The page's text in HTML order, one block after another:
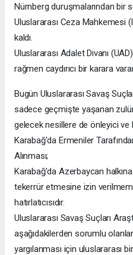
Nürnberg duruşmalarından bir
Uluslararası Ceza Mahkemesi
kaldı.
Uluslararası Adalet Divanı
rağmen caydırıcı bir karara
Bugün Uluslararası Savaş
sadece geçmişte yaşanan
gelecek nesillere de önleyici ve
Karabağ'da Ermeniler
Alınması;
Karabağ'da Azerbaycan
tekerrür etmesine izin
hatırlatıcısıdır.
Uluslararası Savaş Suçları
aşağıdakilerden sorumlu
yargılanması için uluslararası